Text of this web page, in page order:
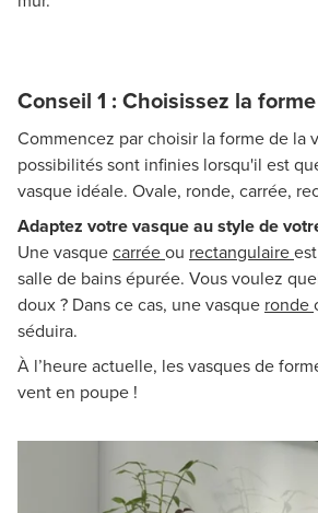
Conseil 1 : Choisissez la forme
Commencez par choisir la forme de la
possibilités sont infinies lorsqu'il est
vasque idéale. Ovale, ronde, carrée,
Adaptez votre vasque au style de
Une vasquecarréeou rectangulaire
salle de bains épurée. Vous voulez
doux ? Dans ce cas, une vasque ronde
séduira.
À l’heure actuelle, les vasques de
vent en poupe !